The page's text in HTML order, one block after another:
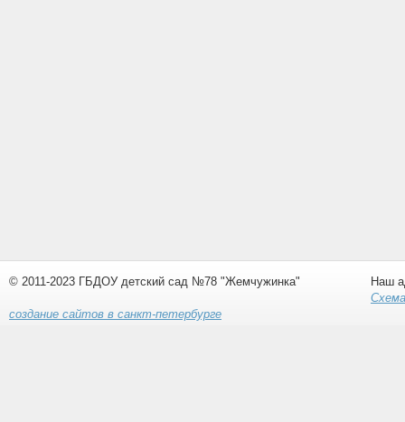
© 2011-2023 ГБДОУ детский сад №78 "Жемчужинка"
создание сайтов в санкт-петербурге
Наш